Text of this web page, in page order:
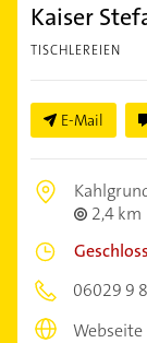
Kaiser
TISCHLEREIEN
E-Mail
2,4 km
06029 9
Webseite